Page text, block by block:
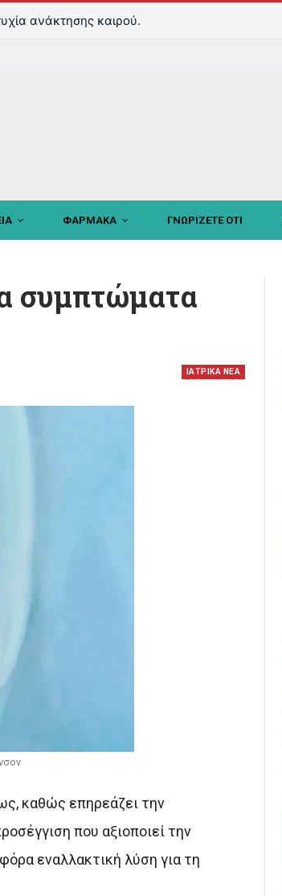
ανάκτησης καιρού.
ΦΑΡΜΑΚΑ ΓΝΩΡΙΖΕΤΕ ΟΤΙ
συμπτώματα
ΙΑΤΡΙΚΑ ΝΕΑ
καθώς επηρεάζει την
που αξιοποιεί την
εναλλακτική λύση για τη